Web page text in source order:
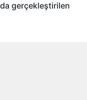
gerçekleştirilen